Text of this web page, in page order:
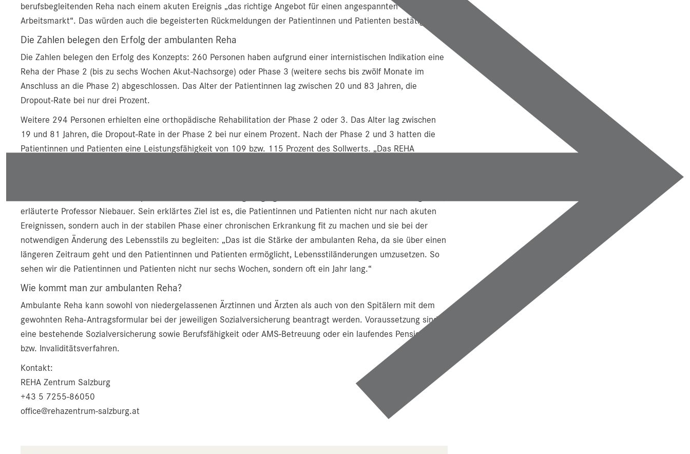
berufsbegleitenden Reha nach einem akuten Ereignis „das richtige Angebot für einen angespannten
Arbeitsmarkt“. Das würden auch die begeisterten Rückmeldungen der Patientinnen und Patienten bestätigen.
Die Zahlen belegen den Erfolg der ambulanten Reha
Die Zahlen belegen den Erfolg des Konzepts: 260 Personen haben aufgrund einer internistischen Indikation eine
Reha der Phase 2 (bis zu sechs Wochen Akut-Nachsorge) oder Phase 3 (weitere sechs bis zwölf Monate im
Anschluss an die Phase 2) abgeschlossen. Das Alter der Patientinnen lag zwischen 20 und 83 Jahren, die
Dropout-Rate bei nur drei Prozent.
Weitere 294 Personen erhielten eine orthopädische Rehabilitation der Phase 2 oder 3. Das Alter lag zwischen
19 und 81 Jahren, die Dropout-Rate in der Phase 2 bei nur einem Prozent. Nach der Phase 2 und 3 hatten die
Patientinnen und Patienten eine Leistungsfähigkeit von 109 bzw. 115 Prozent des Sollwerts. „Das REHA
erläuterte Professor Niebauer. Sein erklärtes Ziel ist es, die Patientinnen und Patienten nicht nur nach akuten
Ereignissen, sondern auch in der stabilen Phase einer chronischen Erkrankung fit zu machen und sie bei der
notwendigen Änderung des Lebensstils zu begleiten: „Das ist die Stärke der ambulanten Reha, da sie über einen
längeren Zeitraum geht und den Patientinnen und Patienten ermöglicht, Lebensstiländerungen umzusetzen. So
sehen wir die Patientinnen und Patienten nicht nur sechs Wochen, sondern oft ein Jahr lang.“
Wie kommt man zur ambulanten Reha?
Ambulante Reha kann sowohl von niedergelassenen Ärztinnen und Ärzten als auch von den Spitälern mit dem
gewohnten Reha-Antragsformular bei der jeweiligen Sozialversicherung beantragt werden. Voraussetzung sind
eine bestehende Sozialversicherung sowie Berufsfähigkeit oder AMS-Betreuung oder ein laufendes Pensions-
bzw. Invaliditätsverfahren.
Kontakt:
REHA Zentrum Salzburg
+43 5 7255-86050
office@rehazentrum-salzburg.at